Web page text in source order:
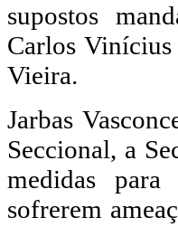
supostos
Carlos
Vieira.
Jarbas
Seccional, a
medidas
sofrerem